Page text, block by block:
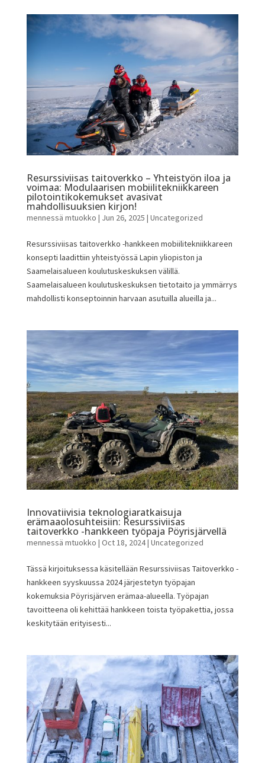
Resurssiviisas taitoverkko – Yhteistyön iloa ja
voimaa: Modulaarisen mobiilitekniikkareen
pilotointikokemukset avasivat
mahdollisuuksien kirjon!
mennessä mtuokko | Jun 26, 2025 | Uncategorized
Resurssiviisas taitoverkko -hankkeen mobiilitekniikkareen
konsepti laadittiin yhteistyössä Lapin yliopiston ja
Saamelaisalueen koulutuskeskuksen välillä.
Saamelaisalueen koulutuskeskuksen tietotaito ja ymmärrys
mahdollisti konseptoinnin harvaan asutuilla alueilla ja...
Innovatiivisia teknologiaratkaisuja
erämaaolosuhteisiin: Resurssiviisas
taitoverkko -hankkeen työpaja Pöyrisjärvellä
mennessä mtuokko | Oct 18, 2024| Uncategorized
Tässä kirjoituksessa käsitellään Resurssiviisas Taitoverkko -
hankkeen syyskuussa 2024 järjestetyn työpajan
kokemuksia Pöyrisjärven erämaa-alueella. Työpajan
tavoitteena oli kehittää hankkeen toista työpakettia, jossa
keskitytään erityisesti...